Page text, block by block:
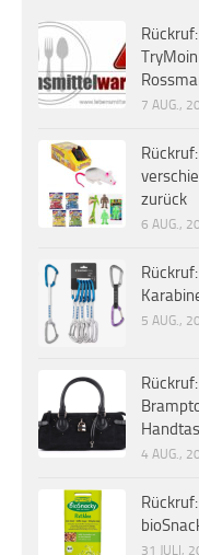
7 AUG.,
zurück
6 AUG.,
5 AUG.,
4 AUG.,
31 JULI,